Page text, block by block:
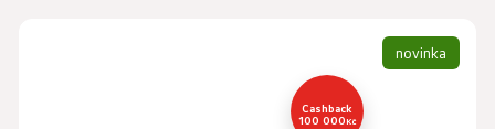
novinka
Cashback
100 000Kč